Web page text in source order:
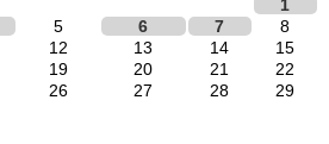
1
5 6 7
8
12 13 14
15
19 20 21
22
26 27 28
29